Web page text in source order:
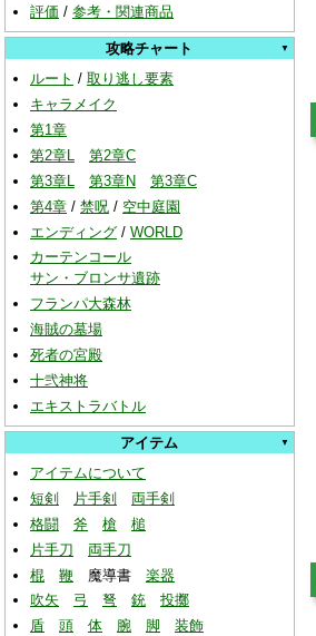
評価 / 参考・関連商品
攻略チャート
ルート / 取り逃し要素
キャラメイク
第1章
第2章L
第2章C
第3章L
第3章N
第3章C
第4章 / 禁呪 / 空中庭園
エンディング / WORLD
カーテンコール
サン・ブロンサ遺跡
フランパ大森林
海賊の墓場
死者の宮殿
十弐神将
エキストラバトル
アイテム
アイテムについて
短剣
片手剣
両手剣
格闘
斧 槍
槌
片手刀
両手刀
棍
鞭 魔導書
楽器
吹矢
弓 弩 銃
投擲
盾
頭 体 腕 脚
装飾